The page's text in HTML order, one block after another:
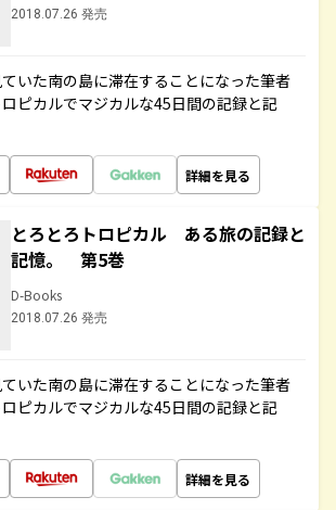
2018.07.26 発売
いた南の島に滞在することになった筆者
ピカルでマジカルな45日間の記録と記
詳細を見る
とろとろトロピカル ある旅の記録と
記憶。 第5巻
D-Books
2018.07.26 発売
いた南の島に滞在することになった筆者
ピカルでマジカルな45日間の記録と記
詳細を見る